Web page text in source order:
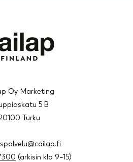
Oy Marketing
5 B
Turku
(arkisin klo 9–15)